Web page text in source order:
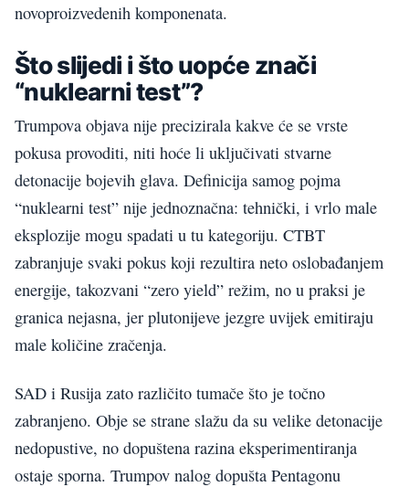
novoproizvedenih komponenata.
Što slijedi i što uopće znači
“nuklearni test”?
Trumpova objava nije precizirala kakve će se vrste
pokusa provoditi, niti hoće li uključivati stvarne
detonacije bojevih glava. Definicija samog pojma
“nuklearni test” nije jednoznačna: tehnički, i vrlo male
eksplozije mogu spadati u tu kategoriju. CTBT
zabranjuje svaki pokus koji rezultira neto oslobađanjem
energije, takozvani “zero yield” režim, no u praksi je
granica nejasna, jer plutonijeve jezgre uvijek emitiraju
male količine zračenja.
SAD i Rusija zato različito tumače što je točno
zabranjeno. Obje se strane slažu da su velike detonacije
nedopustive, no dopuštena razina eksperimentiranja
ostaje sporna. Trumpov nalog dopušta Pentagonu